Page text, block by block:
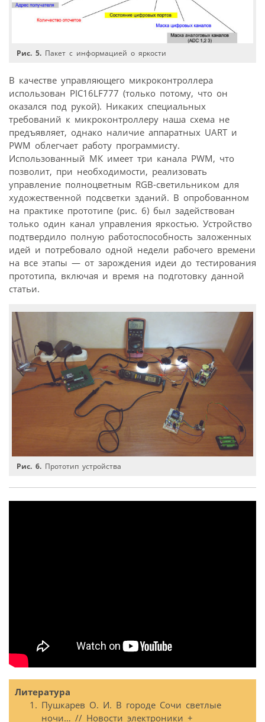
Рис. 5. Пакет с информацией о яркости
В качестве управляющего микроконтроллера
использован PIC16LF777 (только потому, что он
оказался под рукой). Никаких специальных
требований к микроконтроллеру наша схема не
предъявляет, однако наличие аппаратных UART и
PWM облегчает работу программисту.
Использованный МК имеет три канала PWM, что
позволит, при необходимости, реализовать
управление полноцветным RGB-светильником для
художественной подсветки зданий. В опробованном
на практике прототипе (рис. 6) был задействован
только один канал управления яркостью. Устройство
подтвердило полную работоспособность заложенных
идей и потребовало одной недели рабочего времени
на все этапы — от зарождения идеи до тестирования
прототипа, включая и время на подготовку данной
статьи.
Рис. 6. Прототип устройства
Литература
Пушкарев О. И. В городе Сочи светлые
ночи… // Новости электроники +